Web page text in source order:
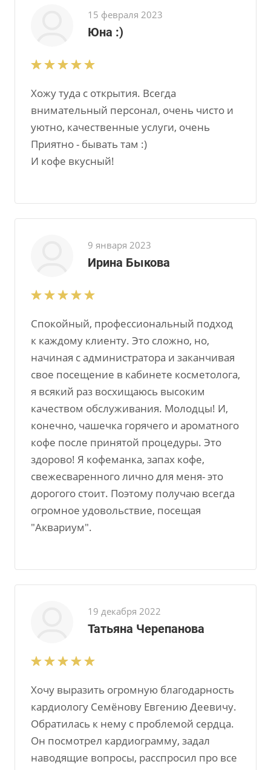
15 февраля 2023
Юна :)
Хожу туда с открытия. Всегда
внимательный персонал, очень чисто и
уютно, качественные услуги, очень
Приятно - бывать там :)
И кофе вкусный!
9 января 2023
Ирина Быкова
Спокойный, профессиональный подход
к каждому клиенту. Это сложно, но,
начиная с администратора и заканчивая
свое посещение в кабинете косметолога,
я всякий раз восхищаюсь высоким
качеством обслуживания. Молодцы! И,
конечно, чашечка горячего и ароматного
кофе после принятой процедуры. Это
здорово! Я кофеманка, запах кофе,
свежесваренного лично для меня- это
дорогого стоит. Поэтому получаю всегда
огромное удовольствие, посещая
"Аквариум".
19 декабря 2022
Татьяна Черепанова
Хочу выразить огромную благодарность
кардиологу Семёнову Евгению Деевичу.
Обратилась к нему с проблемой сердца.
Он посмотрел кардиограмму, задал
наводящие вопросы, расспросил про все